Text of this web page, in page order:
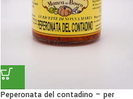
Peperonata del contadino – per